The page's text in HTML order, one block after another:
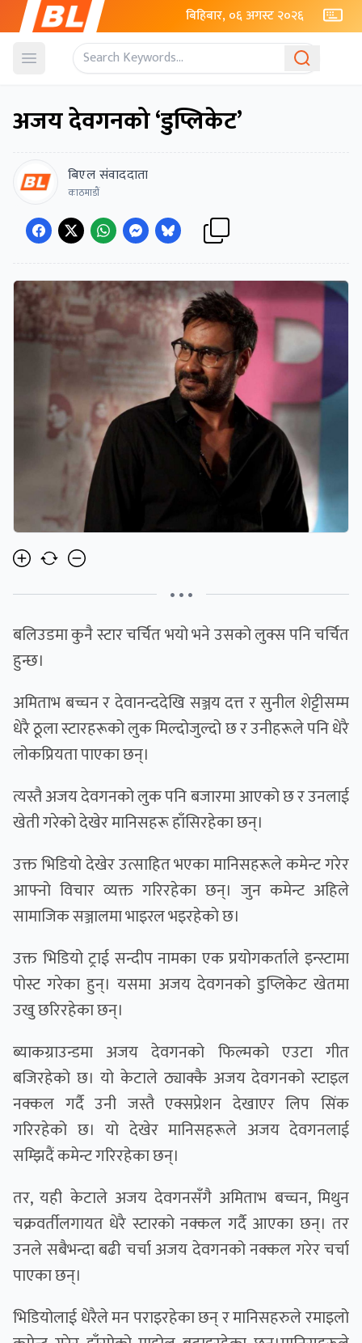
बिहिबार, ०६ अगस्ट २०२६
Open menu
अजय देवगनको ‘डुप्लिकेट’
बिएल संवाददाता
काठमाडाैं
• • •
बलिउडमा कुनै स्टार चर्चित भयो भने उसको लुक्स पनि चर्चित
हुन्छ।
अमिताभ बच्चन र देवानन्ददेखि सञ्जय दत्त र सुनील शेट्टीसम्म
धेरै ठूला स्टारहरूको लुक मिल्दोजुल्दो छ र उनीहरूले पनि धेरै
लोकप्रियता पाएका छन्।
त्यस्तै अजय देवगनको लुक पनि बजारमा आएको छ र उनलाई
खेती गरेको देखेर मानिसहरू हाँसिरहेका छन्।
उक्त भिडियाे देखेर उत्साहित भएका मानिसहरूले कमेन्ट गरेर
आफ्नो विचार व्यक्त गरिरहेका छन्। जुन कमेन्ट अहिले
सामाजिक सञ्जालमा भाइरल भइरहेकाे छ।
उक्त भिडियो ट्राई सन्दीप नामका एक प्रयोगकर्ताले इन्स्टामा
पोस्ट गरेका हुन्। यसमा अजय देवगनको डुप्लिकेट खेतमा
उखु छरिरहेका छन्।
ब्याकग्राउन्डमा अजय देवगनको फिल्मको एउटा गीत
बजिरहेको छ। यो केटाले ठ्याक्कै अजय देवगनको स्टाइल
नक्कल गर्दै उनी जस्तै एक्सप्रेशन देखाएर लिप सिंक
गरिरहेको छ। यो देखेर मानिसहरूले अजय देवगनलाई
सम्झिदैं कमेन्ट गरिरहेका छन्।
तर, यही केटाले अजय देवगनसँगै अमिताभ बच्चन, मिथुन
चक्रवर्तीलगायत धेरै स्टारको नक्कल गर्दै आएका छन्। तर
उनले सबैभन्दा बढी चर्चा अजय देवगनको नक्कल गरेर चर्चा
पाएका छन्।
भिडियोलाई धेरैले मन पराइरहेका छन् र मानिसहरुले रमाइलो